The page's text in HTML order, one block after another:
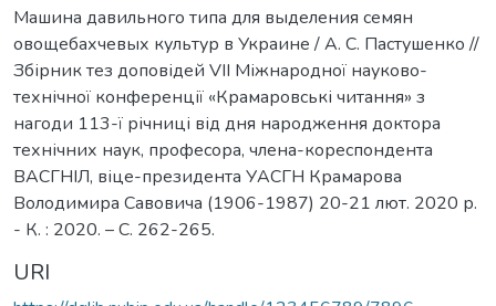
Машина давильного типа для выделения семян
овощебахчевых культур в Украине / А. С. Пастушенко //
Збірник тез доповідей VIІ Міжнародної науково-
технічної конференції «Крамаровські читання» з
нагоди 113-ї річниці від дня народження доктора
технічних наук, професора, члена-кореспондента
ВАСГНІЛ, віце-президента УАСГН Крамарова
Володимира Савовича (1906-1987) 20-21 лют. 2020 р.
- К. : 2020. – С. 262-265.
URI